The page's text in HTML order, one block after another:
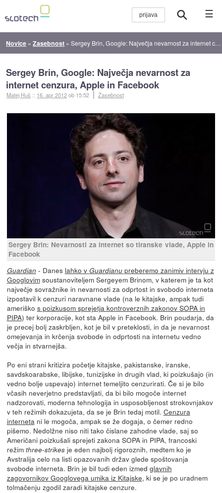
☰
Novice »Zasebnost »Sergey Brin, Google: Največja nevarnost za internet cenzura, Apple in Facebook
Sergey Brin, Google: Največja nevarnost za
internet cenzura, Apple in Facebook
Matej Huš :: 16. apr 2012ob 15:52 Zasebnost
Sergey Brin: Nevarnosti za internet so tiranske vlade, Apple in
Facebook
Guardian - Danes lahko v Guardianupreberemo zanimiv intervju z
Googlovimsoustanoviteljem Sergeyem Brinom, v katerem je ta kot
največje sovražnike in nevarnosti za odprtost in svobodo interneta
izpostavil k cenzuri naravnane vlade (na le kitajske, ampak tudi
ameriško s poizkusom sprejetja kontroverznih zakonov SOPA in
PIPA) ter korporacije, kot sta Apple in Facebook. Brin poudarja, da
je precej bolj zaskrbljen, kot je bil v preteklosti, in da je nevarnost
omejevanja in krčenja svobode in odprtosti na internetu vedno
večja in stvarnejša.
Po eni strani kritizira početje kitajske, pakistanske, iranske,
savdskoarabske, libijske, tunizijske in drugih vlad, ki poizkušajo (in
vedno bolje uspevajo) internet temeljito cenzurirati. Če si je bilo
včasih neverjetno predstavljati, da bi bilo mogoče internet
nadzorovati, moderna tehnologija in usposobljenost strokovnjakov
v teh režimih dokazujeta, da se je Brin tedaj motil. Cenzura
internetani le mogoča, ampak se že dogaja, o čemer redno
pišemo. Nedolžne niso niti tako čislane zahodne vlade, saj so
Američani poizkušali sprejeti zakona SOPA in PIPA, francoski
režim three-strikesje eden najbolj rigoroznih, medtem ko je
Avstralija celo na listi opazovanih držav glede spoštovanja
svobode interneta. Brin je bil tudi eden izmed glavnih
zagovornikov Googlovega umika iz Kitajske, ki se je po uradnem
tolmačenju zgodil zaradi kitajske cenzure.